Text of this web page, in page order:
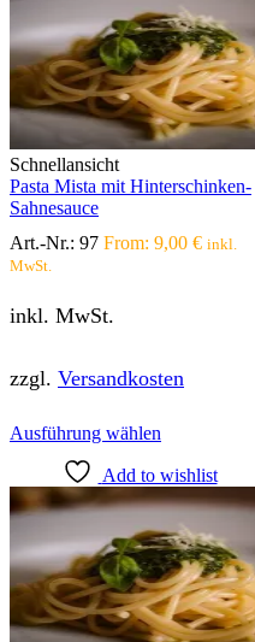
auf.
Die
Optionen
können
auf
der
Produktseite
werden
Schnellansicht
Pasta Mista mit Hinterschinken-
Sahnesauce
Art.-Nr.: 97 From: 9,00 € inkl.
MwSt.
inkl. MwSt.
zzgl. Versandkosten
Ausführung wählen
weist
mehrere
Varianten
auf.
Die
Optionen
können
auf
Add to wishlist